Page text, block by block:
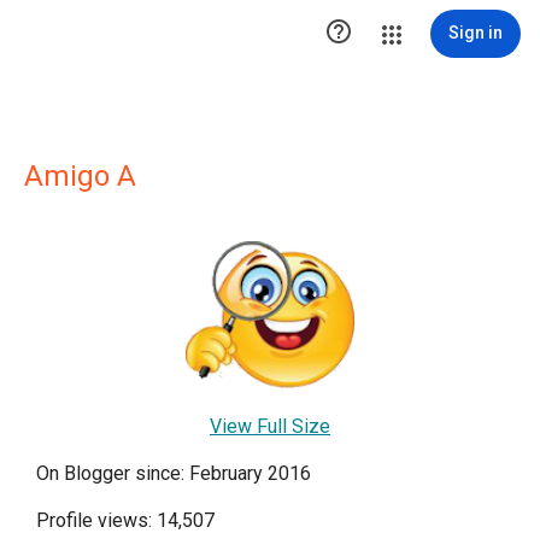
 Sign in
Amigo A
View Full Size
On Blogger since: February 2016
Profile views: 14,507